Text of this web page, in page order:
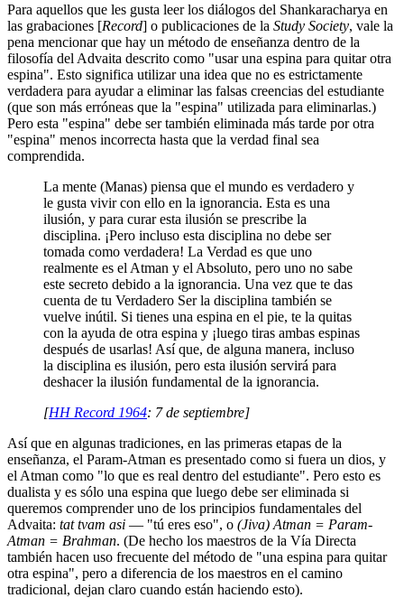
Para aquellos que les gusta leer los diálogos del Shankaracharya en
las grabaciones [Record] o publicaciones de la Study Society, vale la
pena mencionar que hay un método de enseñanza dentro de la
filosofía del Advaita descrito como "usar una espina para quitar otra
espina". Esto significa utilizar una idea que no es estrictamente
verdadera para ayudar a eliminar las falsas creencias del estudiante
(que son más erróneas que la "espina" utilizada para eliminarlas.)
Pero esta "espina" debe ser también eliminada más tarde por otra
"espina" menos incorrecta hasta que la verdad final sea
comprendida.
La mente (Manas) piensa que el mundo es verdadero y
le gusta vivir con ello en la ignorancia. Esta es una
ilusión, y para curar esta ilusión se prescribe la
disciplina. ¡Pero incluso esta disciplina no debe ser
tomada como verdadera! La Verdad es que uno
realmente es el Atman y el Absoluto, pero uno no sabe
este secreto debido a la ignorancia. Una vez que te das
cuenta de tu Verdadero Ser la disciplina también se
vuelve inútil. Si tienes una espina en el pie, te la quitas
con la ayuda de otra espina y ¡luego tiras ambas espinas
después de usarlas! Así que, de alguna manera, incluso
la disciplina es ilusión, pero esta ilusión servirá para
deshacer la ilusión fundamental de la ignorancia.
[HH Record 1964: 7 de septiembre]
Así que en algunas tradiciones, en las primeras etapas de la
enseñanza, el Param-Atman es presentado como si fuera un dios, y
el Atman como "lo que es real dentro del estudiante". Pero esto es
dualista y es sólo una espina que luego debe ser eliminada si
queremos comprender uno de los principios fundamentales del
Advaita: tat tvam asi ― "tú eres eso", o (Jiva) Atman = Param-
Atman = Brahman. (De hecho los maestros de la Vía Directa
también hacen uso frecuente del método de "una espina para quitar
otra espina", pero a diferencia de los maestros en el camino
tradicional, dejan claro cuando están haciendo esto).